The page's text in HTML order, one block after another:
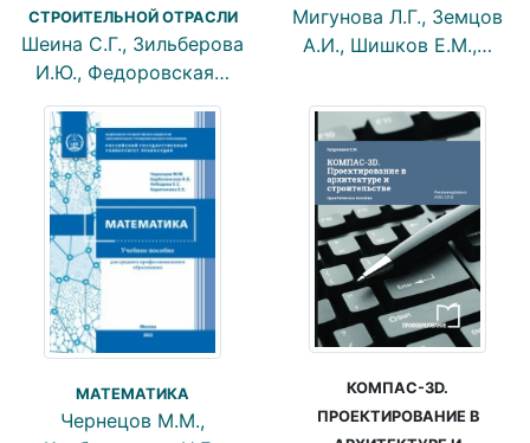
СТРОИТЕЛЬНОЙ ОТРАСЛИ
Шеина С.Г., Зильберова
И.Ю., Федоровская…
Мигунова Л.Г., Земцов
А.И., Шишков Е.М.,…
МАТЕМАТИКА
Чернецов М.М.,
КОМПАС-3D.
ПРОЕКТИРОВАНИЕ В